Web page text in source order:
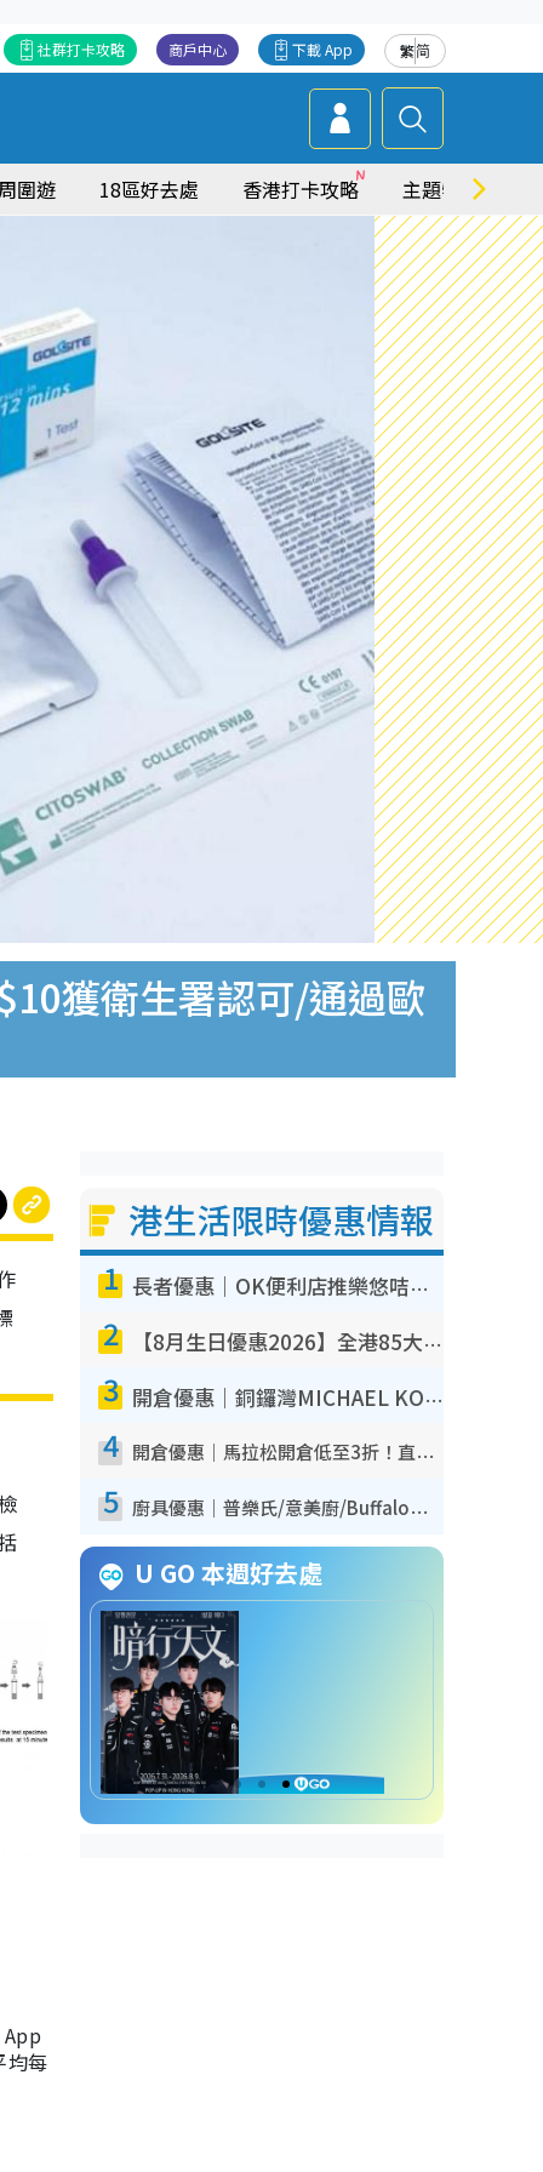
繁简
下載 App
商戶中心
社群打卡攻略
圍遊 18區好去處 香港打卡攻略 主題特集
獲衛生署認可/通過歐
均每
港生活限時優惠情報
1 長者優惠｜OK便利店推樂悠咭優惠！買麵包/牛奶/保健品拍卡即減
2 【8月生日優惠2026】全港85大食買玩著數攻略 自助餐/火鍋放題同行免費＋誠品/DONKI送現金券
3 開倉優惠｜銅鑼灣MICHAEL KORS開倉低至17折！直擊$500起買手袋/銀包/鞋款 必買經典Jet Set系列
4 開倉優惠｜馬拉松開倉低至3折！直擊$99起買adidas／New Balance／Puma鞋款 STANLEY保溫杯劈價至$119起
5 廚具優惠｜普樂氏/意美廚/Buffalo廚具低至3折！$89起買煎鍋／炒鑊／個人鍋 同場小家電激減至$99起
U GO 本週好去處